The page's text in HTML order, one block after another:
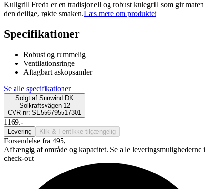
Kullgrill Freda er en tradisjonell og robust kulegrill som gir maten
den deilige, røkte smaken.Læs mere om produktet
Specifikationer
Robust og rummelig
Ventilationsringe
Aftagbart askopsamler
Se alle specifikationer
Solgt af Sunwind DK
Solkraftsvägen 12
CVR-nr: SE556795517301
1169.-
Levering Klik & Hent Ikke tilgængelig
Forsendelse fra 495,-
Afhængig af område og kapacitet. Se alle leveringsmulighederne i
check-out